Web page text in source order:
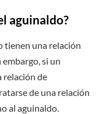
aguinaldo?
tienen una relación
si un
relación de
de una relación
al aguinaldo.